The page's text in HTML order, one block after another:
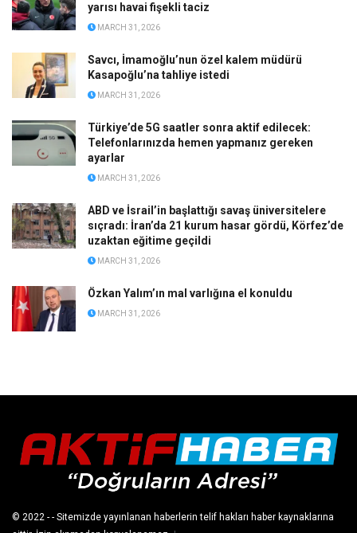
yarısı havai fişekli taciz
MARCH 31, 2026
Savcı, İmamoğlu’nun özel kalem müdürü
Kasapoğlu’na tahliye istedi
MARCH 31, 2026
Türkiye’de 5G saatler sonra aktif edilecek:
Telefonlarınızda hemen yapmanız gereken
ayarlar
MARCH 31, 2026
ABD ve İsrail’in başlattığı savaş üniversitelere
sıçradı: İran’da 21 kurum hasar gördü, Körfez’de
uzaktan eğitime geçildi
MARCH 31, 2026
Özkan Yalım’ın mal varlığına el konuldu
MARCH 31, 2026
© 2022 - - Sitemizde yayınlanan haberlerin telif hakları haber kaynaklarına